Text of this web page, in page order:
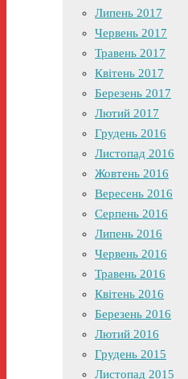
Липень 2017
Червень 2017
Травень 2017
Квітень 2017
Березень 2017
Лютий 2017
Грудень 2016
Листопад 2016
Жовтень 2016
Вересень 2016
Серпень 2016
Липень 2016
Червень 2016
Травень 2016
Квітень 2016
Березень 2016
Лютий 2016
Грудень 2015
Листопад 2015